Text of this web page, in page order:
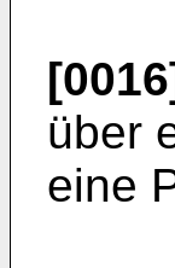
über
eine